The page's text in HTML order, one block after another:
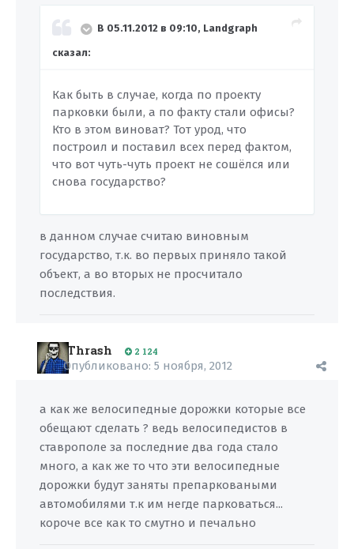
В 05.11.2012 в 09:10, Landgraph
сказал:
Как быть в случае, когда по проекту
парковки были, а по факту стали офисы?
Кто в этом виноват? Тот урод, что
построил и поставил всех перед фактом,
что вот чуть-чуть проект не сошёлся или
снова государство?
в данном случае считаю виновным
государство, т.к. во первых приняло такой
объект, а во вторых не просчитало
последствия.
Thrash 2 124
Опубликовано: 5 ноября, 2012
а как же велосипедные дорожки которые все
обещают сделать ? ведь велосипедистов в
ставрополе за последние два года стало
много, а как же то что эти велосипедные
дорожки будут заняты препарковаными
автомобилями т.к им негде парковаться...
короче все как то смутно и печально